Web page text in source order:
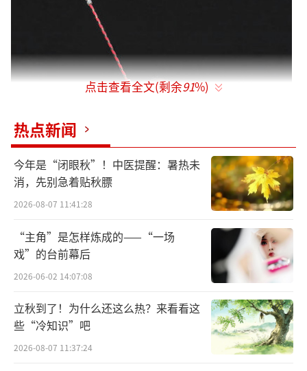
昆山当代昆剧院的排练现场。
点击查看全文(剩余91%)
热点新闻
今年是“闭眼秋”！中医提醒：暑热未
消，先别急着贴秋膘
2026-08-07 11:41:28
“主角”是怎样炼成的——“一场
戏”的台前幕后
2026-06-02 14:07:08
立秋到了！为什么还这么热？来看看这
些“冷知识”吧
2026-08-07 11:37:24